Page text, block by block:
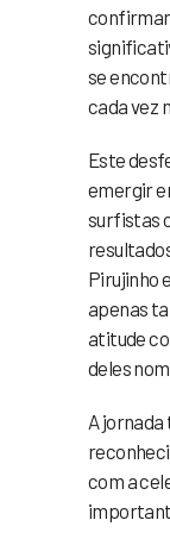
se
cada vez
Este
emergir
surfistas
Pirujinho
apenas
atitude
deles
A
com a